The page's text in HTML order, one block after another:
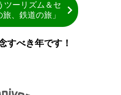
ツーリズム＆セ
、鉄道の旅」
すべき年です！